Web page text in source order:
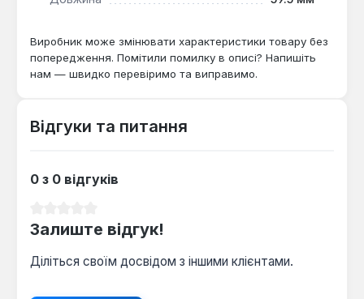
Виробник може змінювати характеристики товару без
попередження. Помітили помилку в описі? Напишіть
нам — швидко перевіримо та виправимо.
Відгуки та питання
0 з 0 відгуків
Залиште відгук!
Діліться своїм досвідом з іншими клієнтами.